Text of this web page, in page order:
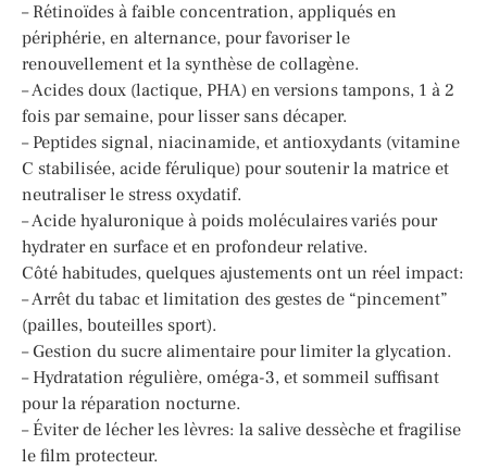
– Rétinoïdes à faible concentration, appliqués en
périphérie, en alternance, pour favoriser le
renouvellement et la synthèse de collagène.
– Acides doux (lactique, PHA) en versions tampons, 1 à 2
fois par semaine, pour lisser sans décaper.
– Peptides signal, niacinamide, et antioxydants (vitamine
C stabilisée, acide férulique) pour soutenir la matrice et
neutraliser le stress oxydatif.
– Acide hyaluronique à poids moléculaires variés pour
hydrater en surface et en profondeur relative.
Côté habitudes, quelques ajustements ont un réel impact:
– Arrêt du tabac et limitation des gestes de “pincement”
(pailles, bouteilles sport).
– Gestion du sucre alimentaire pour limiter la glycation.
– Hydratation régulière, oméga-3, et sommeil suffisant
pour la réparation nocturne.
– Éviter de lécher les lèvres: la salive dessèche et fragilise
le film protecteur.